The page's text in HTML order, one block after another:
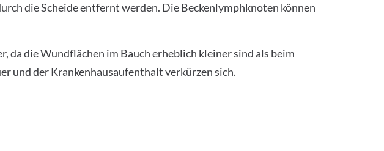
die Scheide entfernt werden. Die Beckenlymphknoten können
die Wundflächen im Bauch erheblich kleiner sind als beim
und der Krankenhausaufenthalt verkürzen sich.